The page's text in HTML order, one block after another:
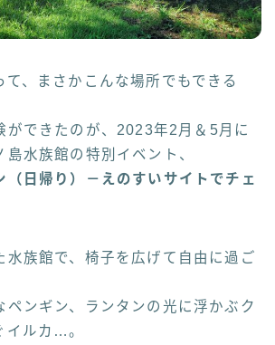
て、まさかこんな場所でもできる
ができたのが、2023年2月＆5月に
島水族館の特別イベント、
（日帰り）－えのすいサイトでチェ
水族館で、椅子を広げて自由に過ご
ペンギン、ランタンの光に浮かぶク
イルカ…。